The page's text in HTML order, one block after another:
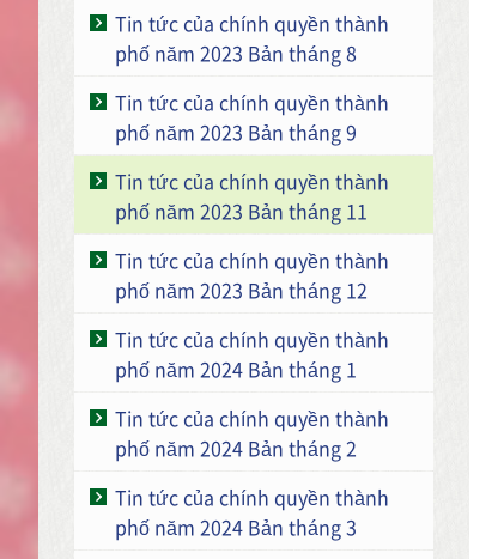
Tin tức của chính quyền thành
phố năm 2023 Bản tháng 8
Tin tức của chính quyền thành
phố năm 2023 Bản tháng 9
Tin tức của chính quyền thành
phố năm 2023 Bản tháng 11
Tin tức của chính quyền thành
phố năm 2023 Bản tháng 12
Tin tức của chính quyền thành
phố năm 2024 Bản tháng 1
Tin tức của chính quyền thành
phố năm 2024 Bản tháng 2
Tin tức của chính quyền thành
phố năm 2024 Bản tháng 3